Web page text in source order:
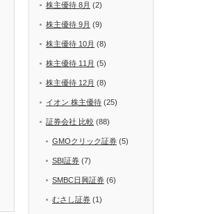
株主優待 8月 (2)
株主優待 9月 (9)
株主優待 10月 (8)
株主優待 11月 (5)
株主優待 12月 (8)
イオン 株主優待 (25)
証券会社 比較 (88)
GMOクリック証券 (5)
SBI証券 (7)
SMBC日興証券 (6)
むさし証券 (1)